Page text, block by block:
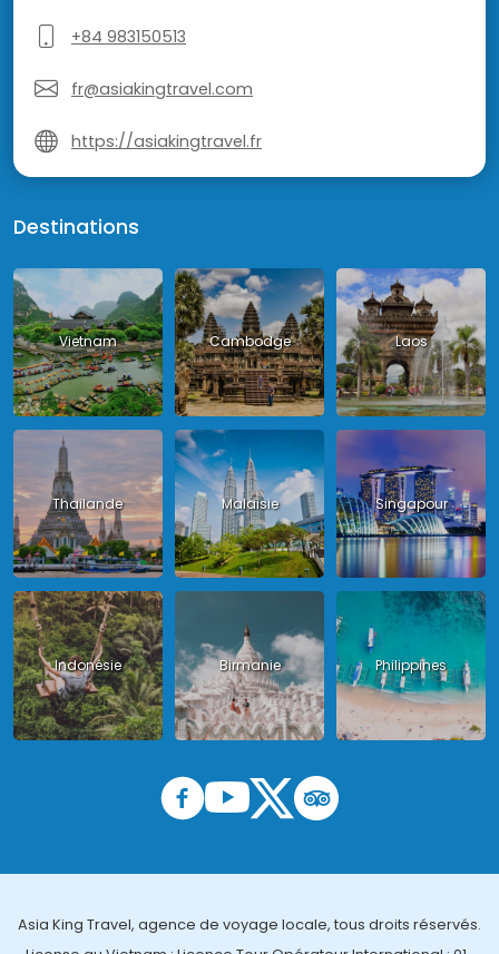
+84 983150513
fr@asiakingtravel.com
https://asiakingtravel.fr
Destinations
Vietnam Cambodge Laos
Thailande Malaisie Singapour
Indonésie Birmanie Philippines
Asia King Travel, agence de voyage locale, tous droits réservés.